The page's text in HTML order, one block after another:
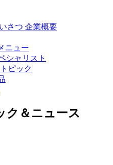
さつ 企業概要
ニュー
シャリスト
ピック
ク＆ニュース